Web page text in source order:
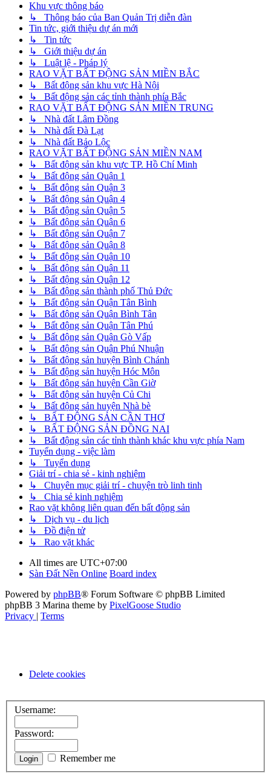
Khu vực thông báo
↳ Thông báo của Ban Quản Trị diễn đàn
Tin tức, giới thiệu dự án mới
↳ Tin tức
↳ Giới thiệu dự án
↳ Luật lệ - Pháp lý
RAO VẶT BẤT ĐỘNG SẢN MIỀN BẮC
↳ Bất động sản khu vực Hà Nội
↳ Bất động sản các tỉnh thành phía Bắc
RAO VẶT BẤT ĐỘNG SẢN MIỀN TRUNG
↳ Nhà đất Lâm Đồng
↳ Nhà đất Đà Lạt
↳ Nhà đất Bảo Lộc
RAO VẶT BẤT ĐỘNG SẢN MIỀN NAM
↳ Bất động sản khu vực TP. Hồ Chí Minh
↳ Bất động sản Quận 1
↳ Bất động sản Quận 3
↳ Bất động sản Quận 4
↳ Bất động sản Quận 5
↳ Bất động sản Quận 6
↳ Bất động sản Quận 7
↳ Bất động sản Quận 8
↳ Bất động sản Quận 10
↳ Bất động sản Quận 11
↳ Bất động sản Quận 12
↳ Bất động sản thành phố Thủ Đức
↳ Bất động sản Quận Tân Bình
↳ Bất động sản Quận Bình Tân
↳ Bất động sản Quận Tân Phú
↳ Bất động sản Quận Gò Vấp
↳ Bất động sản Quận Phú Nhuận
↳ Bất động sản huyện Bình Chánh
↳ Bất động sản huyện Hóc Môn
↳ Bất động sản huyện Cần Giờ
↳ Bất động sản huyện Củ Chi
↳ Bất động sản huyện Nhà bè
↳ BẤT ĐỘNG SẢN CẦN THƠ
↳ BẤT ĐỘNG SẢN ĐỒNG NAI
↳ Bất động sản các tỉnh thành khác khu vực phía Nam
Tuyển dụng - việc làm
↳ Tuyển dụng
Giải trí - chia sẻ - kinh nghiệm
↳ Chuyên mục giải trí - chuyện trò linh tinh
↳ Chia sẻ kinh nghiệm
Rao vặt không liên quan đến bất động sản
↳ Dịch vụ - du lịch
↳ Đồ điện tử
↳ Rao vặt khác
All times are UTC+07:00
Sàn Đất Nền Online Board index
Powered by phpBB® Forum Software © phpBB Limited
phpBB 3 Marina theme by PixelGoose Studio
Privacy | Terms
Delete cookies
Username:
Password:
Remember me